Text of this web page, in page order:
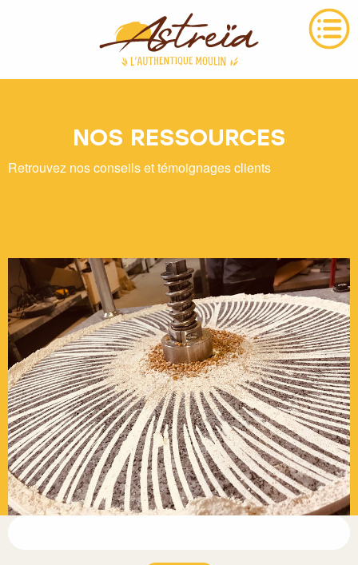
NOS RESSOURCES
Retrouvez nos conseils et témoignages clients